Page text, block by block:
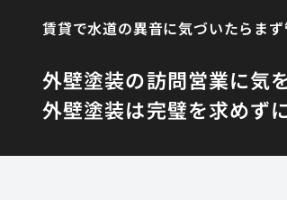
賃貸で水道の異音に気づいたらま
外壁塗装の訪問営業に気
外壁塗装は完璧を求めず